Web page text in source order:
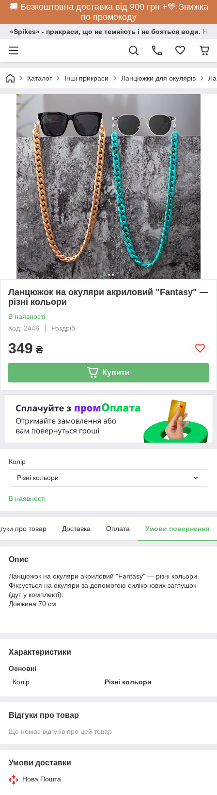
🚚 Безкоштовна доставка від 900 грн +💛 Знижка
по промокоду
«Spikes» - прикраси, що не темніють і не бояться води.
Каталог Інші прикраси Ланцюжки для окулярів
Ланцюжок на окуляри акриловий "Fantasy" —
різні кольори
В наявності
Код: 2446
Роздріб
349 ₴
Купити
Колір
Різні кольори
В наявності
про товар Доставка Оплата Умови повернення
Опис
Ланцюжок на окуляри акриловий "Fantasy" — різні кольори.
Фіксується на окуляри за допомогою силіконових заглушок
(дут у комплекті).
Довжина 70 см.
Характеристики
Основні
Колір
Різні кольори
Відгуки про товар
Ще немає відгуків про цей товар
Умови доставки
Нова Пошта